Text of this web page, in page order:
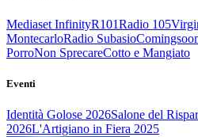
Mediaset InfinityR101Radio 105
MontecarloRadio Subasio
PorroNon SprecareCotto e Mangiato
Eventi
Identità Golose 2026Salone del
2026L'Artigiano in Fiera 2025